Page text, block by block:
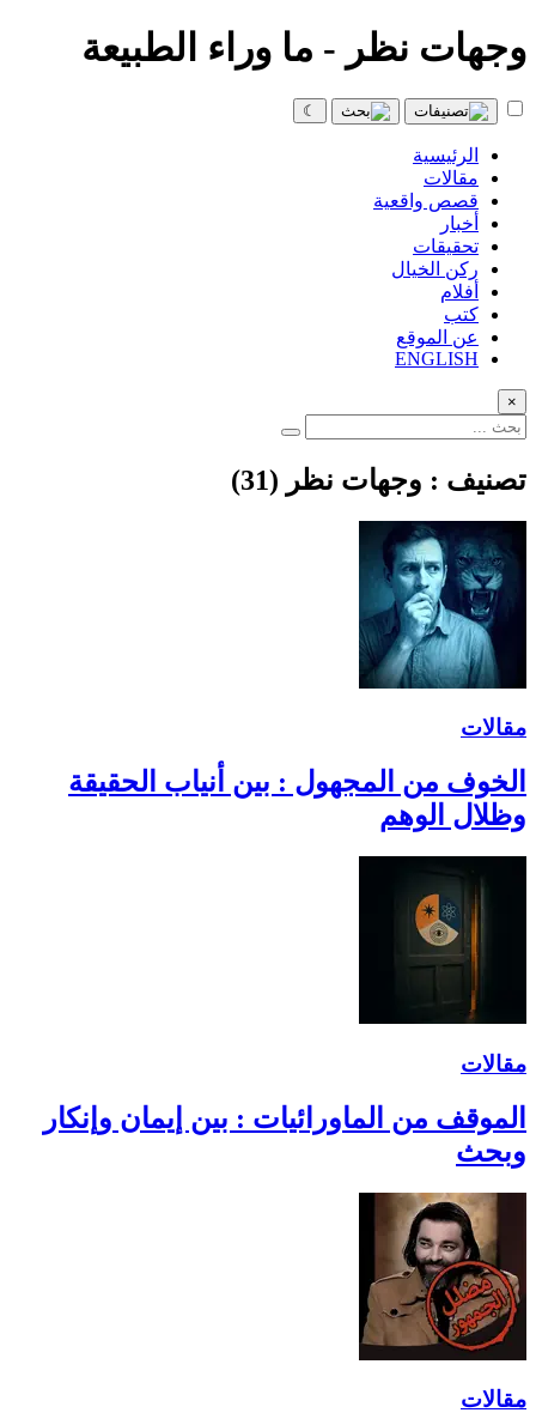
وجهات نظر - ما وراء الطبيعة
☾
الرئيسية
مقالات
قصص واقعية
أخبار
تحقيقات
ركن الخيال
أفلام
كتب
عن الموقع
ENGLISH
×
تصنيف : وجهات نظر (31)
مقالات
الخوف من المجهول : بين أنياب الحقيقة
وظلال الوهم
مقالات
الموقف من الماورائيات : بين إيمان وإنكار
وبحث
مقالات